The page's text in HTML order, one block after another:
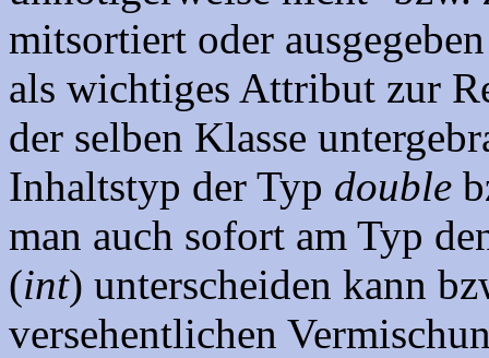
mitsortiert oder
als wichtiges Attribut zur
der selben Klasse
Inhaltstyp der Typ double
man auch sofort am Typ
(int) unterscheiden kann
versehentlichen